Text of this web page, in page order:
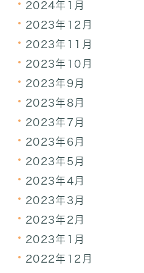
2024年1月
2023年12月
2023年11月
2023年10月
2023年9月
2023年8月
2023年7月
2023年6月
2023年5月
2023年4月
2023年3月
2023年2月
2023年1月
2022年12月